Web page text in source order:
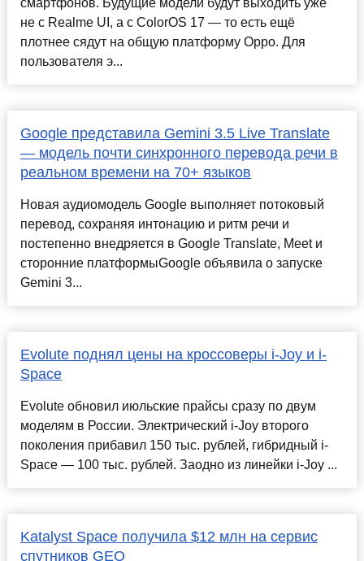
не с Realme UI, а с ColorOS 17 — то есть ещё
плотнее сядут на общую платформу Oppo. Для
пользователя э...
Google представила Gemini 3.5 Live Translate
— модель почти синхронного перевода речи в
реальном времени на 70+ языков
Новая аудиомодель Google выполняет потоковый
перевод, сохраняя интонацию и ритм речи и
постепенно внедряется в Google Translate, Meet и
сторонние платформыGoogle объявила о запуске
Gemini 3...
Evolute поднял цены на кроссоверы i-Joy и i-
Space
Evolute обновил июльские прайсы сразу по двум
моделям в России. Электрический i-Joy второго
поколения прибавил 150 тыс. рублей, гибридный i-
Space — 100 тыс. рублей. Заодно из линейки i-Joy ...
Katalyst Space получила $12 млн на сервис
спутников GEO